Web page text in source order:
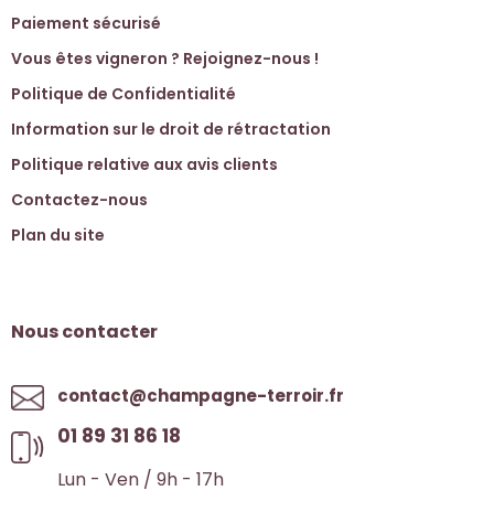
Paiement sécurisé
Vous êtes vigneron ? Rejoignez-nous !
Politique de Confidentialité
Information sur le droit de rétractation
Politique relative aux avis clients
Contactez-nous
Plan du site
Nous contacter
contact@champagne-terroir.fr
01 89 31 86 18
Lun - Ven / 9h - 17h